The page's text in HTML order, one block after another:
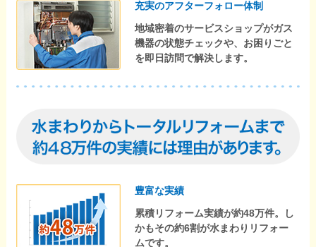
充実のアフターフォロー体制
地域密着のサービスショップがガス
機器の状態チェックや、お困りごと
を即日訪問で解決します。
豊富な実績
累積リフォーム実績が約48万件。し
かもその約6割が水まわりリフォー
ムです。